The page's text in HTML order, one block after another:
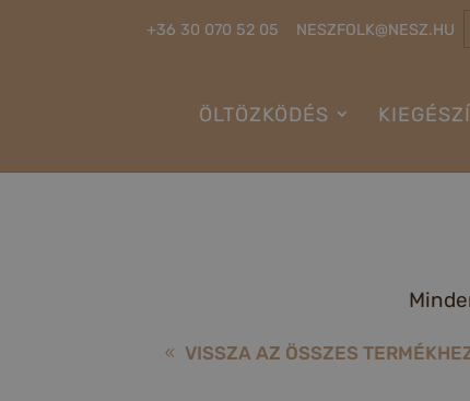
+36 30 070 52 05 NESZFOLK@NESZ.HU
ÖLTÖZKÖDÉS
VISSZA AZ ÖSSZES